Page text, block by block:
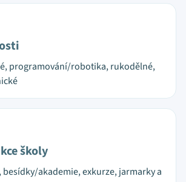
programování/robotika, rukodělné,
školy
besídky/akademie, exkurze, jarmarky a